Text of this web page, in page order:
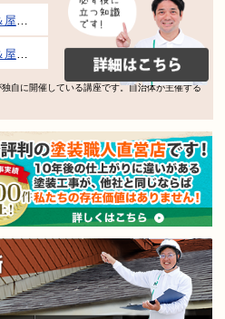
スモス
スモス
自に開催している講座です。自治体が主催する